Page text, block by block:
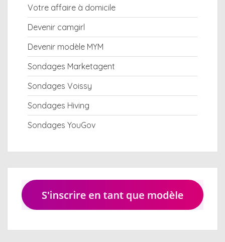
Votre affaire à domicile
Devenir camgirl
Devenir modèle MYM
Sondages Marketagent
Sondages Voissy
Sondages Hiving
Sondages YouGov